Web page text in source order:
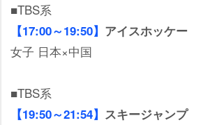
■TBS系
【17:00～19:50】 アイスホッケー
女子 日本×中国
■TBS系
【19:50～21:54】 スキージャンプ